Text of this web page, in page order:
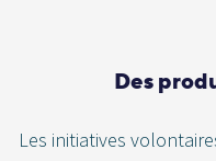
Des
Les initiatives